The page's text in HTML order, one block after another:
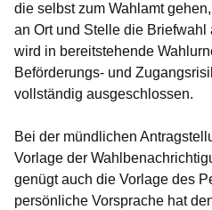
die selbst zum Wahlamt
an Ort und Stelle die
wird in bereitstehende
Beförderungs- und
vollständig ausgeschlossen.
Bei der mündlichen
Vorlage der
genügt auch die Vorlage des
persönliche Vorsprache hat